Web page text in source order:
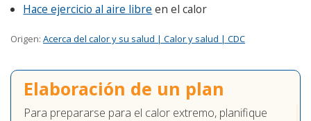
Hace ejercicio al aire libre en el calor
Origen: Acerca del calor y su salud | Calor y salud | CDC
Elaboración de un plan
Para prepararse para el calor extremo, planifique